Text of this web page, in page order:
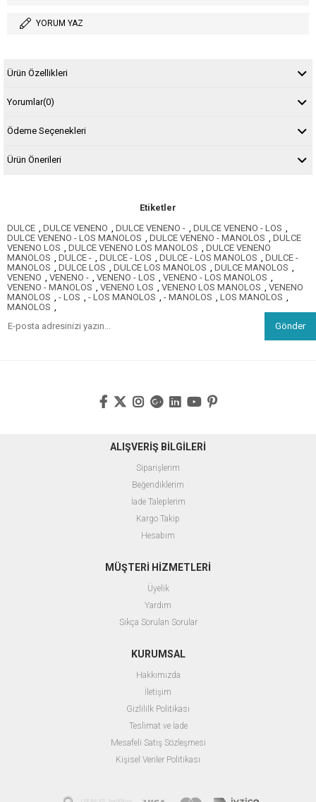
YORUM YAZ
Ürün Özellikleri
Yorumlar(0)
Ödeme Seçenekleri
Ürün Önerileri
Etiketler
DULCE
DULCE VENENO DULCE VENENO - DULCE VENENO - LOS
DULCE VENENO - LOS MANOLOS
DULCE VENENO - MANOLOS
DULCE
VENENO LOS
DULCE VENENO LOS MANOLOS
DULCE VENENO
MANOLOS
DULCE - DULCE - LOS DULCE - LOS MANOLOS
DULCE -
MANOLOS
DULCE LOS DULCE LOS MANOLOS DULCE MANOLOS
VENENO
VENENO - VENENO - LOS VENENO - LOS MANOLOS
VENENO - MANOLOS
VENENO LOS VENENO LOS MANOLOS
VENENO
MANOLOS
- LOS - LOS MANOLOS - MANOLOS LOS MANOLOS
MANOLOS
Gönder
ALIŞVERİŞ BİLGİLERİ
Siparişlerim
Beğendiklerim
İade Taleplerim
Kargo Takip
Hesabım
MÜŞTERİ HİZMETLERİ
Üyelik
Yardım
Sıkça Sorulan Sorular
KURUMSAL
Hakkımızda
İletişim
Gizlililk Politikası
Teslimat ve İade
Mesafeli Satış Sözleşmesi
Kişisel Veriler Politikası